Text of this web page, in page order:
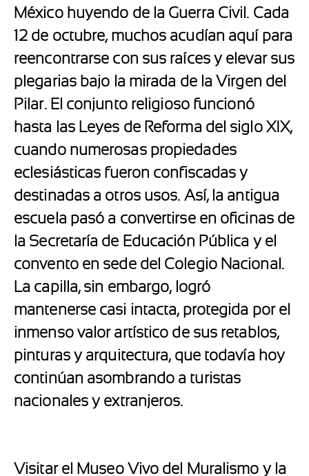
México huyendo de la Guerra Civil. Cada
12 de octubre, muchos acudían aquí para
reencontrarse con sus raíces y elevar sus
plegarias bajo la mirada de la Virgen del
Pilar. El conjunto religioso funcionó
hasta las Leyes de Reforma del siglo XIX,
cuando numerosas propiedades
eclesiásticas fueron confiscadas y
destinadas a otros usos. Así, la antigua
escuela pasó a convertirse en oficinas de
la Secretaría de Educación Pública y el
convento en sede del Colegio Nacional.
La capilla, sin embargo, logró
mantenerse casi intacta, protegida por el
inmenso valor artístico de sus retablos,
pinturas y arquitectura, que todavía hoy
continúan asombrando a turistas
nacionales y extranjeros.
Visitar el Museo Vivo del Muralismo y la